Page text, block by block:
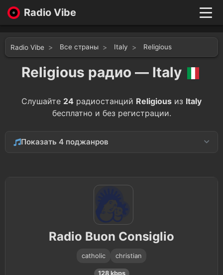
Radio Vibe
New
Genres
Likes
Top 100
Radio Vibe Все страны Italy Religious
Religious радио — Italy
Слушайте 24 радиостанций Religious из Italy
бесплатно и без регистрации.
Показать 4 поджанров
Christian Contemporary
Radio Buon Consiglio
catholic christian
128 kbps